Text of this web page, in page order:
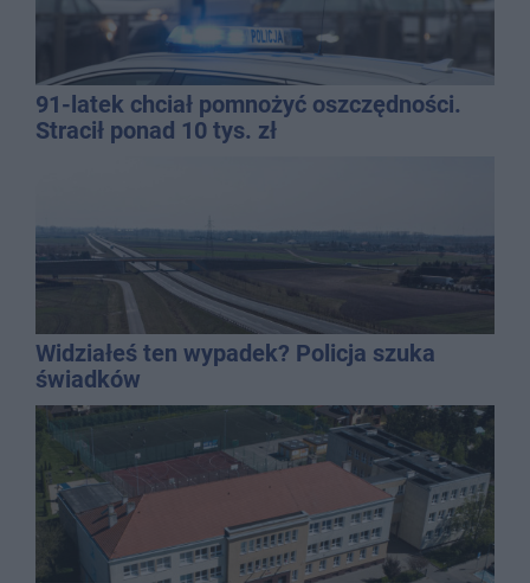
91-latek chciał pomnożyć oszczędności.
Stracił ponad 10 tys. zł
Widziałeś ten wypadek? Policja szuka
świadków